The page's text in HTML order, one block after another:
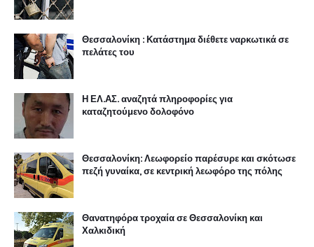
Θεσσαλονίκη : Κατάστημα διέθετε ναρκωτικά σε
πελάτες του
Η ΕΛ.ΑΣ. αναζητά πληροφορίες για
καταζητούμενο δολοφόνο
Θεσσαλονίκη: Λεωφορείο παρέσυρε και σκότωσε
πεζή γυναίκα, σε κεντρική λεωφόρο της πόλης
Θανατηφόρα τροχαία σε Θεσσαλονίκη και
Χαλκιδική